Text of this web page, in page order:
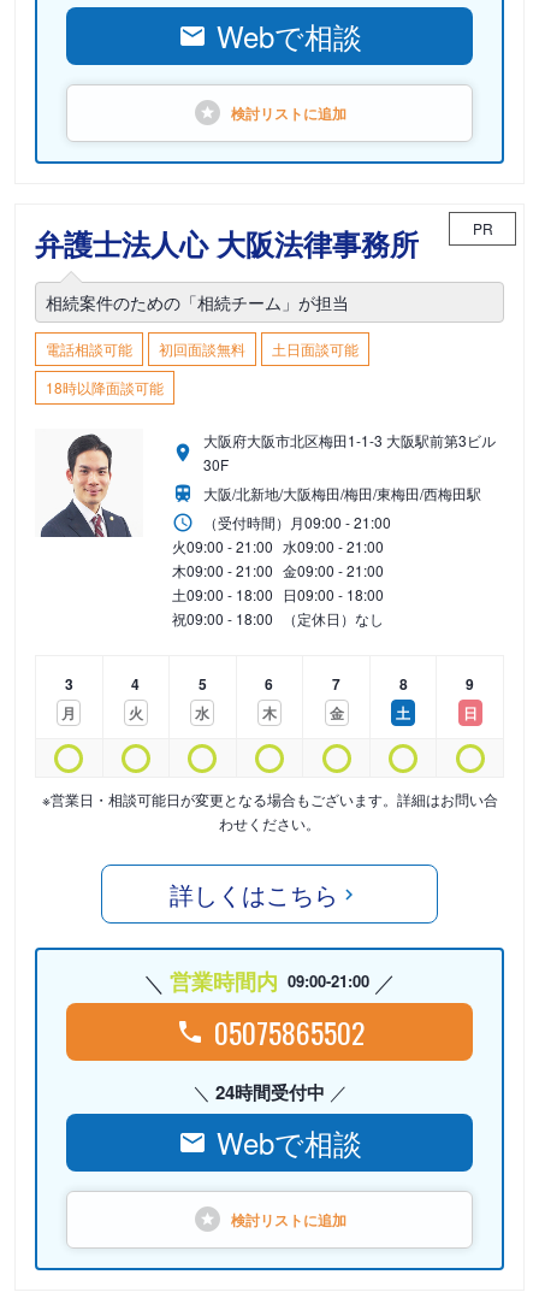
Webで相談
検討リストに追加
弁護士法人心 大阪法律事務所 PR
相続案件のための「相続チーム」が担当
電話相談可能 初回面談無料
土日面談可能
18時以降面談可能
大阪府大阪市北区梅田1-1-3 大阪駅前第3ビル
30F
大阪/北新地/大阪梅田/梅田/東梅田/西梅田駅
（受付時間） 月09:00 - 21:00
火09:00 - 21:00 水09:00 - 21:00
木09:00 - 21:00 金09:00 - 21:00
土09:00 - 18:00 日09:00 - 18:00
祝09:00 - 18:00 （定休日）なし
3
月
4
火
5
水
6
木
7
金
8
土
9
日
※営業日・相談可能日が変更となる場合もございます。詳細はお問い合
わせください。
詳しくはこちら
営業時間内 09:00-21:00
05075865502
24時間受付中
Webで相談
検討リストに追加